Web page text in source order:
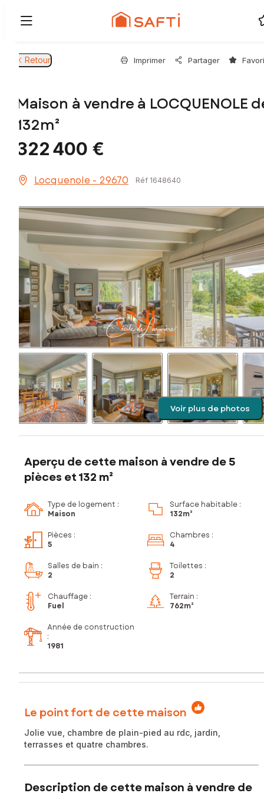
Retour Imprimer Partager
Maison à vendre à LOCQUENOLE
132m²
322 400 €
Locquenole - 29670 Réf 1648640
Voir plus de photos
Aperçu de cette maison à vendre de 5
pièces et 132 m²
Type de logement :
Maison
Surface habitable :
132m²
Pièces :
5
Chambres :
4
Salles de bain :
2
Toilettes :
2
Chauffage :
Fuel
Terrain :
762m²
Année de construction
:
1981
Le point fort de cette maison
Jolie vue, chambre de plain-pied au rdc, jardin,
terrasses et quatre chambres.
Description de cette maison à vendre de